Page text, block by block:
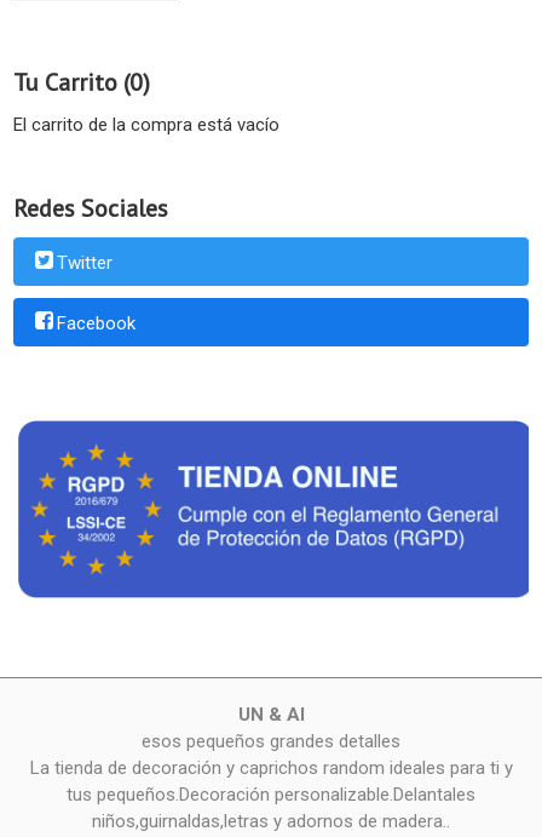
Tu Carrito (0)
El carrito de la compra está vacío
Redes Sociales
Twitter
Facebook
UN & AI
esos pequeños grandes detalles
La tienda de decoración y caprichos random ideales para ti y
tus pequeños.Decoración personalizable.Delantales
niños,guirnaldas,letras y adornos de madera..